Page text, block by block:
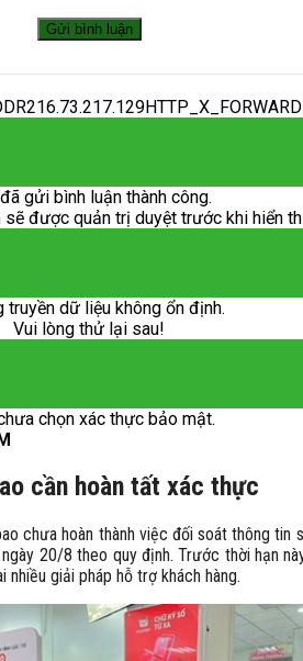
gửi bình luận thành công.
sẽ được quản trị duyệt trước khi hiển
truyền dữ liệu không ổn định.
Vui lòng thử lại sau!
chọn xác thực bảo mật.
cần hoàn tất xác thực
chưa hoàn thành việc đối soát thông tin
20/8 theo quy định. Trước thời hạn
nhiều giải pháp hỗ trợ khách hàng.